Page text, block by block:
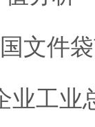
文件
工业